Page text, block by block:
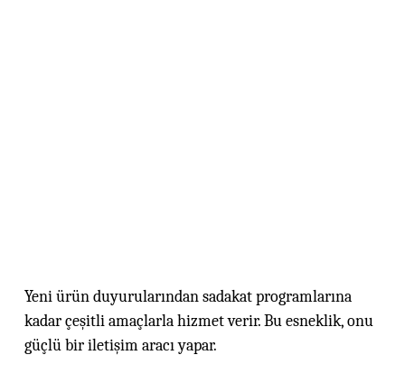
Yeni ürün duyurularından sadakat programlarına
kadar çeşitli amaçlarla hizmet verir. Bu esneklik, onu
güçlü bir iletişim aracı yapar.